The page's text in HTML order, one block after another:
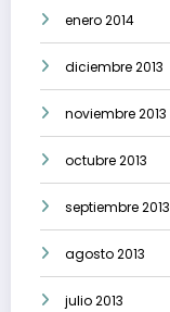
enero 2014
diciembre 2013
noviembre 2013
octubre 2013
septiembre 2013
agosto 2013
julio 2013